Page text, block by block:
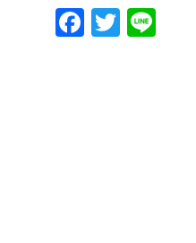
Facebook
Twitter